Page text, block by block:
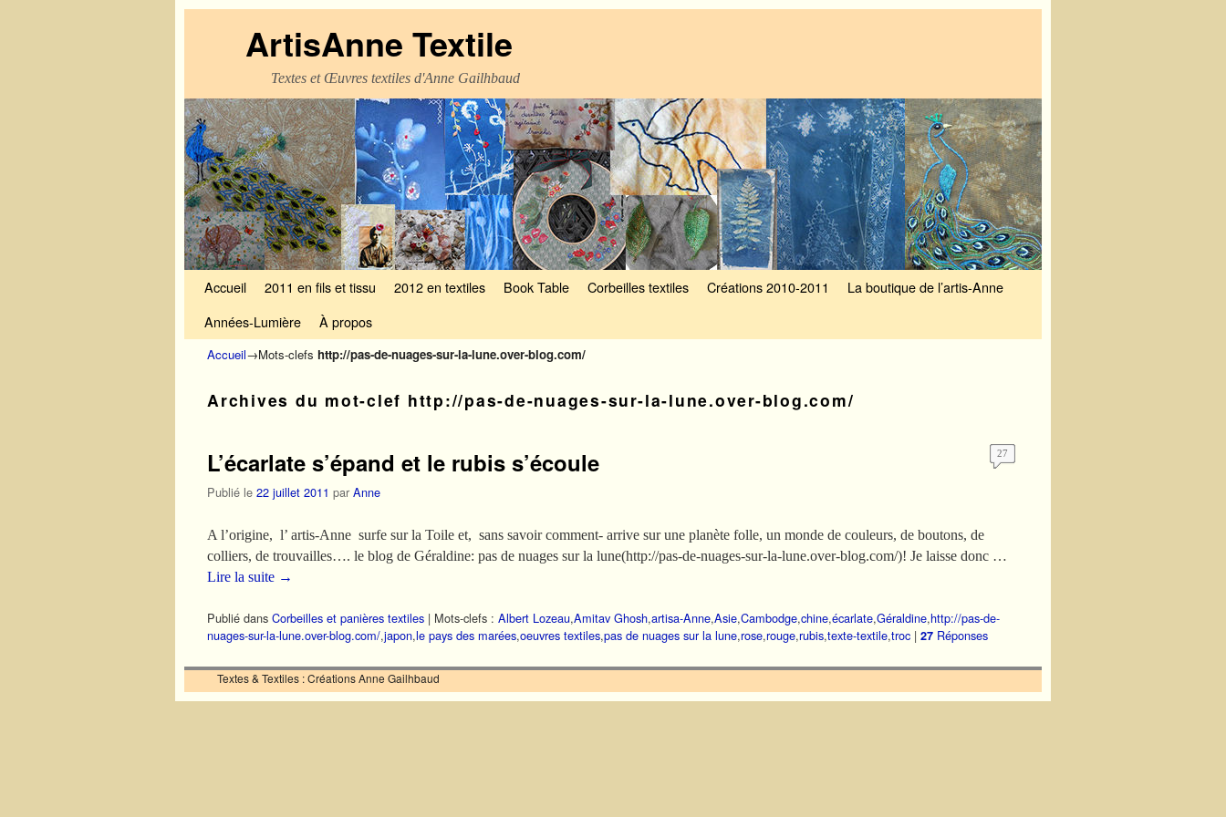
ArtisAnne Textile
Textes et Œuvres textiles d'Anne Gailhbaud
Accueil 2011 en fils et tissu 2012 en textiles Book Table Corbeilles textiles Créations 2010-2011
La boutique de l’artis-Anne
Années-Lumière
À propos
Accueil→Mots-clefs http://pas-de-nuages-sur-la-lune.over-blog.com/
Archives du mot-clef http://pas-de-nuages-sur-la-lune.over-blog.com/
L’écarlate s’épand et le rubis s’écoule
Publié le 22 juillet 2011 par Anne
27
A l’origine, l’ artis-Anne surfe sur la Toile et, sans savoir comment- arrive sur une planète folle, un monde de couleurs, de boutons, de
colliers, de trouvailles…. le blog de Géraldine: pas de nuages sur la lune(http://pas-de-nuages-sur-la-lune.over-blog.com/)! Je laisse donc …
Lire la suite →
Publié dans Corbeilles et panières textiles | Mots-clefs : Albert Lozeau,Amitav Ghosh,artisa-Anne,Asie,Cambodge,chine,écarlate,Géraldine,http://pas-de-
nuages-sur-la-lune.over-blog.com/,japon,le pays des marées,oeuvres textiles,pas de nuages sur la lune,rose,rouge,rubis,texte-textile,troc | 27 Réponses
Textes & Textiles : Créations Anne Gailhbaud